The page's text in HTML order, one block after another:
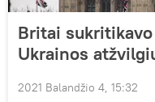
Britai
Ukrainos
2021 Balandžio 4, 15:32